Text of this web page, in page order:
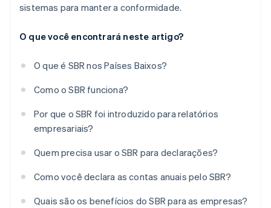
sistemas para manter a conformidade.
O que você encontrará neste artigo?
O que é SBR nos Países Baixos?
Como o SBR funciona?
Por que o SBR foi introduzido para relatórios
empresariais?
Quem precisa usar o SBR para declarações?
Como você declara as contas anuais pelo SBR?
Quais são os benefícios do SBR para as empresas?